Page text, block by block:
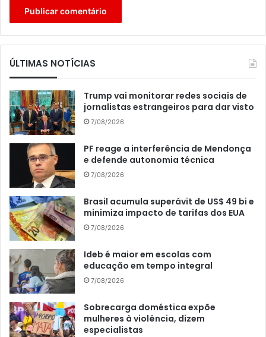
ÚLTIMAS NOTÍCIAS
Trump vai monitorar redes sociais de
jornalistas estrangeiros para dar visto
7/08/2026
PF reage a interferência de Mendonça
e defende autonomia técnica
7/08/2026
Brasil acumula superávit de US$ 49 bi e
minimiza impacto de tarifas dos EUA
7/08/2026
Ideb é maior em escolas com
educação em tempo integral
7/08/2026
Sobrecarga doméstica expõe
mulheres à violência, dizem
especialistas